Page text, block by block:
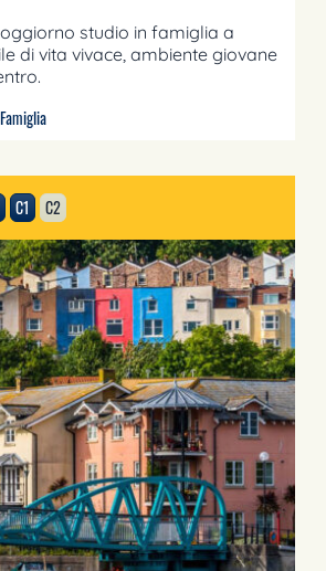
Famiglia
studio in famiglia a
di vita vivace, ambiente giovane
C1 C2